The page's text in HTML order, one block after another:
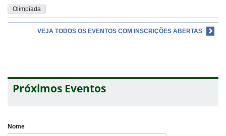
Olimpíada
VEJA TODOS OS EVENTOS COM INSCRIÇÕES ABERTAS
Próximos Eventos
Nome